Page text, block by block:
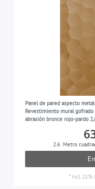
Panel de pared aspecto
Revestimiento mural
abrasión bronce rojo-pardo
2.6 Metro
* incl. 21%